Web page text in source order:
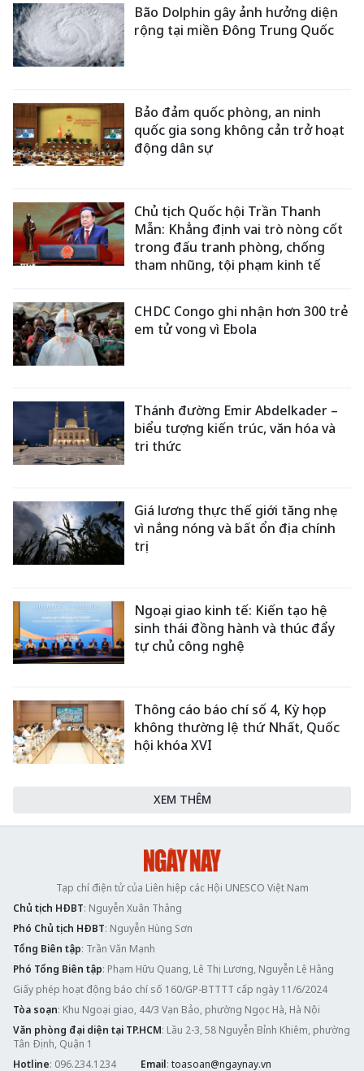
Bão Dolphin gây ảnh hưởng diện
rộng tại miền Đông Trung Quốc
Bảo đảm quốc phòng, an ninh
quốc gia song không cản trở hoạt
động dân sự
Chủ tịch Quốc hội Trần Thanh
Mẫn: Khẳng định vai trò nòng cốt
trong đấu tranh phòng, chống
tham nhũng, tội phạm kinh tế
CHDC Congo ghi nhận hơn 300 trẻ
em tử vong vì Ebola
Thánh đường Emir Abdelkader –
biểu tượng kiến trúc, văn hóa và
tri thức
Giá lương thực thế giới tăng nhẹ
vì nắng nóng và bất ổn địa chính
trị
Ngoại giao kinh tế: Kiến tạo hệ
sinh thái đồng hành và thúc đẩy
tự chủ công nghệ
Thông cáo báo chí số 4, Kỳ họp
không thường lệ thứ Nhất, Quốc
hội khóa XVI
XEM THÊM
Tạp chí điện tử của Liên hiệp các Hội UNESCO Việt Nam
Chủ tịch HĐBT: Nguyễn Xuân Thắng
Phó Chủ tịch HĐBT: Nguyễn Hùng Sơn
Tổng Biên tập: Trần Văn Mạnh
Phó Tổng Biên tập: Phạm Hữu Quang, Lê Thị Lương, Nguyễn Lệ Hằng
Giấy phép hoạt động báo chí số 160/GP-BTTTT cấp ngày 11/6/2024
Tòa soạn: Khu Ngoại giao, 44/3 Vạn Bảo, phường Ngọc Hà, Hà Nội
Văn phòng đại diện tại TP.HCM: Lầu 2-3, 58 Nguyễn Bỉnh Khiêm, phường
Tân Định, Quận 1
Hotline: 096.234.1234 Email: toasoan@ngaynay.vn